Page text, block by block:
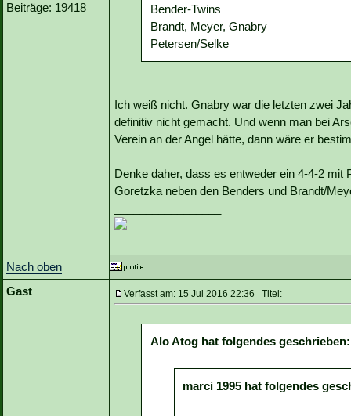
Beiträge: 19418
Bender-Twins
Brandt, Meyer, Gnabry
Petersen/Selke
Ich weiß nicht. Gnabry war die letzten zwei
definitiv nicht gemacht. Und wenn man bei
Verein an der Angel hätte, dann wäre er
Denke daher, dass es entweder ein 4-4-2 mit
Goretzka neben den Benders und Brandt/
Nach oben
Gast
Verfasst am: 15 Jul 2016 22:36 Titel:
Alo Atog hat folgendes geschrieben:
marci 1995 hat folgendes